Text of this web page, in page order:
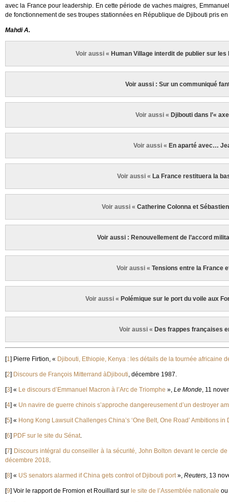
avec la France pour leadership. En cette période de vaches maigres,
de fonctionnement de ses troupes stationnées en République de Djibouti pris
Mahdi A.
Voir aussi « Human Village interdit de publier sur
Voir aussi : Sur un communiqué
Voir aussi « Djibouti dans l’«
Voir aussi « En aparté avec…
Voir aussi « La France restituera la
Voir aussi « Catherine Colonna et
Voir aussi : Renouvellement de l’accord
Voir aussi « Tensions entre la France
Voir aussi « Polémique sur le port du voile aux
Voir aussi « Des frappes françaises
[1] Pierre Firtion, « Djibouti, Ethiopie, Kenya : les détails de la tournée africaine
[2] Discours de François Mitterrand àDjibouti, décembre 1987.
[3] « Le discours d’Emmanuel Macron à l’Arc de Triomphe », Le Monde, 11
[4] « Un navire de guerre chinois s’approche dangereusement d’un destroyer
[5] « Hong Kong Lawsuit Challenges China’s ‘One Belt, One Road’ Ambitions in
[6] PDF sur le site du Sénat.
[7] Discours intégral du conseiller à la sécurité, John Bolton devant le cercle
décembre 2018.
[8] « US senators alarmed if China gets control of Djibouti port», Reuters, 13
[9] Voir le rapport de Fromion et Rouillard sur le site de l’Assemblée nationale